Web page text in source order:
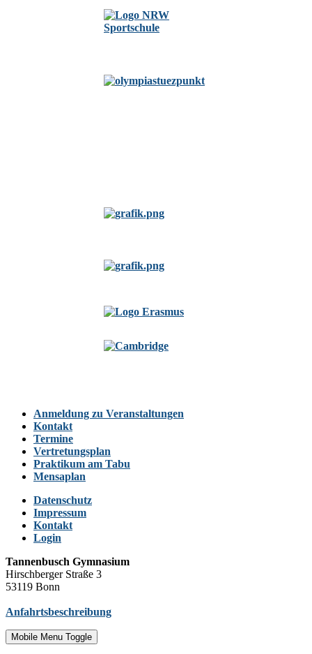
Anmeldung zu Veranstaltungen
Kontakt
Termine
Vertretungsplan
Praktikum am Tabu
Mensaplan
Datenschutz
Impressum
Kontakt
Login
Tannenbusch Gymnasium
Hirschberger Straße 3
53119 Bonn
Anfahrtsbeschreibung
Mobile Menu Toggle